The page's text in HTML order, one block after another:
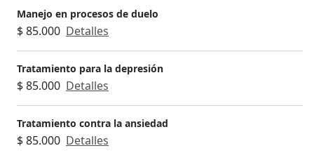
Manejo en procesos de duelo
$ 85.000 Detalles
Tratamiento para la depresión
$ 85.000 Detalles
Tratamiento contra la ansiedad
$ 85.000 Detalles